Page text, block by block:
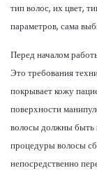
тип волос, их цвет,
параметров, сама
Перед началом
Это требования
покрывает кожу
поверхности
волосы должны
процедуры волосы
непосредственно